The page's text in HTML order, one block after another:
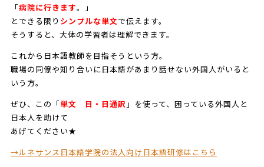
「病院に行きます。」
とできる限り シンプルな単文で伝えます。
そうすると、大体の学習者は理解できます。
これから日本語教師を目指そうという方。
職場の同僚や知り合いに日本語があまり話せない外国人がいると
いう方。
ぜひ、この「単文 日・日通訳 」を使って、困っている外国人と
日本人を助けて
あげてください★
→ルネサンス日本語学院の法人向け日本語研修はこちら